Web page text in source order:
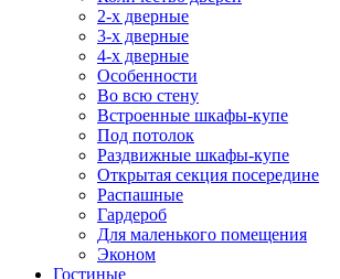
2-х дверные
3-х дверные
4-х дверные
Особенности
Во всю стену
Встроенные шкафы-купе
Под потолок
Раздвижные шкафы-купе
Открытая секция посередине
Распашные
Гардероб
Для маленького помещения
Эконом
Гостиные